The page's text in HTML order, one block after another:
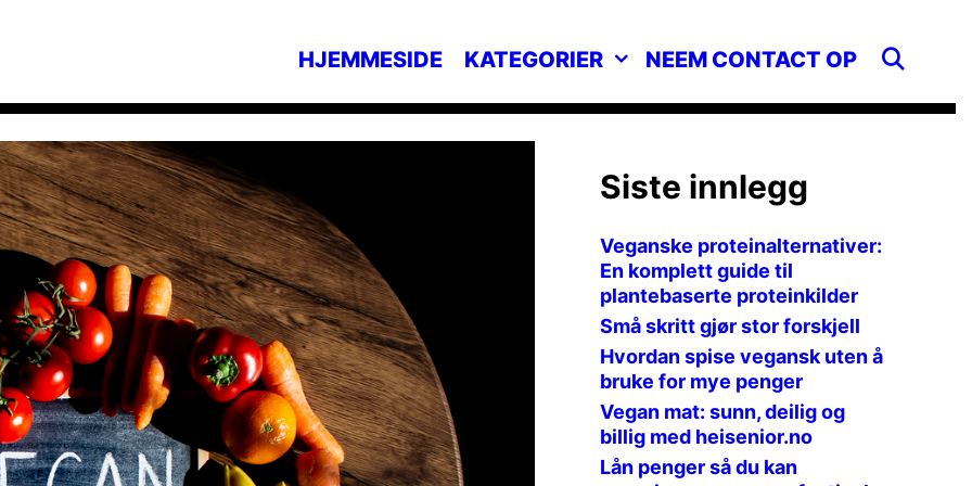
HJEMMESIDE KATEGORIER NEEM CONTACT OP
Siste innlegg
Veganske proteinalternativer:
En komplett guide til
plantebaserte proteinkilder
Små skritt gjør stor forskjell
Hvordan spise vegansk uten å
bruke for mye penger
Vegan mat: sunn, deilig og
billig med heisenior.no
Lån penger så du kan